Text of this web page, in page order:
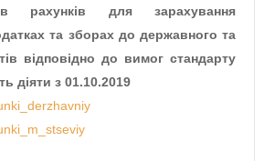
рахунків для зарахування
та зборах до державного та
відповідно до вимог стандарту
діяти з 01.10.2019